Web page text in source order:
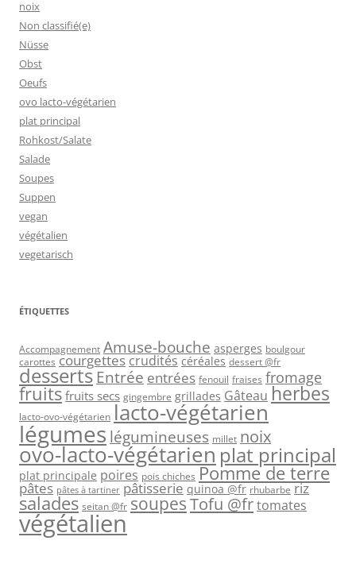
noix
Non classifié(e)
Nüsse
Obst
Oeufs
ovo lacto-végétarien
plat principal
Rohkost/Salate
Salade
Soupes
Suppen
vegan
végétalien
vegetarisch
ÉTIQUETTES
Accompagnement Amuse-bouche asperges boulgour
carottes courgettes crudités céréales dessert @fr
desserts Entrée entrées fenouil fraises fromage
fruits fruits secs gingembre grillades Gâteau herbes
lacto-ovo-végétarien lacto-végétarien
légumes légumineuses millet noix
ovo-lacto-végétarien plat principal
plat principale poires pois chiches Pomme de terre
pâtes pâtes à tartiner pâtisserie quinoa @fr rhubarbe riz
salades seitan @fr soupesTofu @frtomates
végétalien